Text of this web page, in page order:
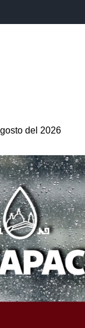
DEPORTES
del 2026